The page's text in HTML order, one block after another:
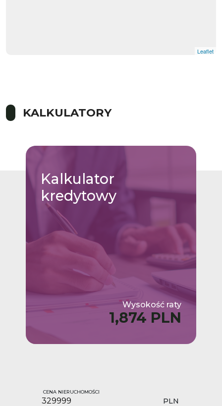
Leaflet
KALKULATORY
Kalkulator
kredytowy
Wysokość raty
1,874 PLN
CENA NIERUCHOMOŚCI
PLN